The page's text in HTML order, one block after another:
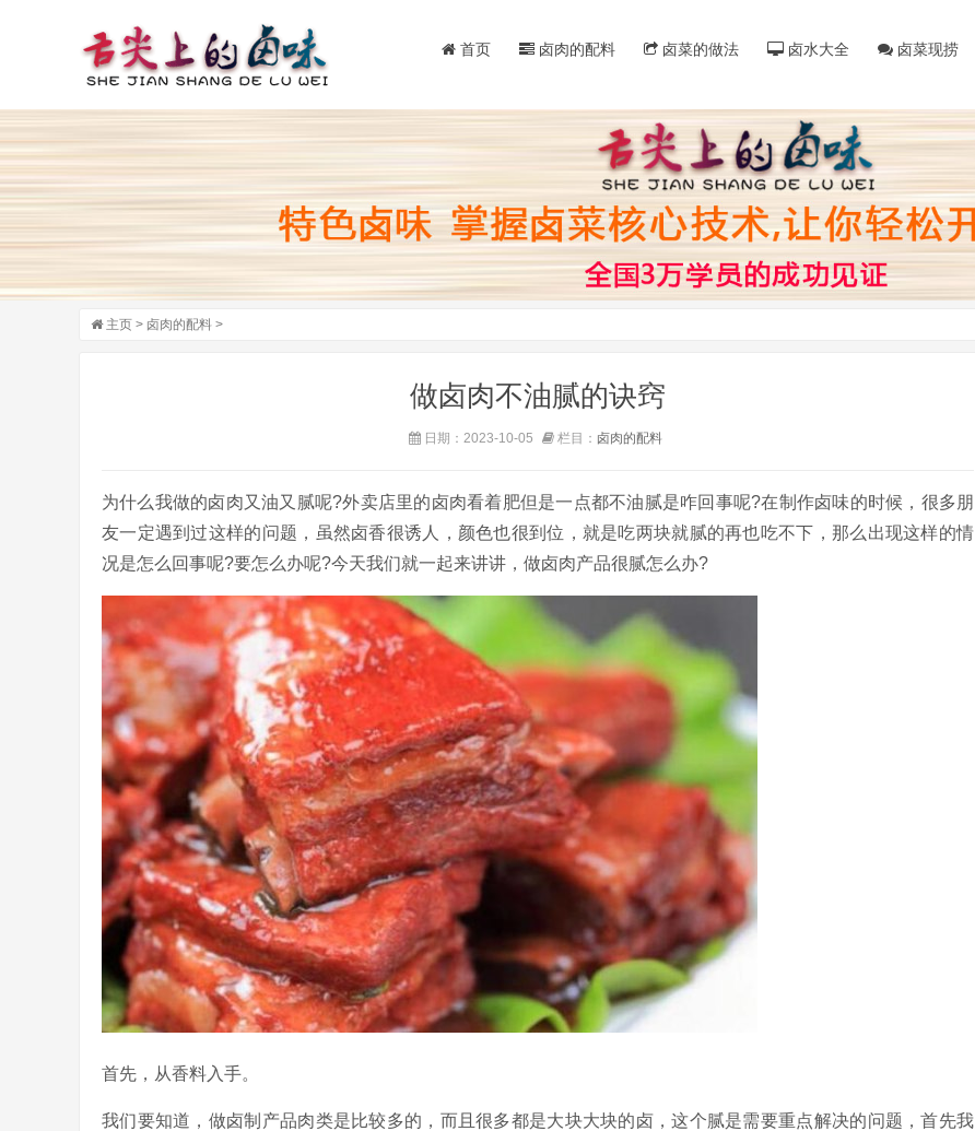
首页 卤肉的配料 卤菜的做法 卤水大全 卤菜现捞
主页 > 卤肉的配料 >
做卤肉不油腻的诀窍
日期：2023-10-05 栏目： 卤肉的配料
为什么我做的卤肉又油又腻呢?外卖店里的卤肉看着肥但是一点都不油腻是咋回事呢?在制作卤味的时候，很多朋
友一定遇到过这样的问题，虽然卤香很诱人，颜色也很到位，就是吃两块就腻的再也吃不下，那么出现这样的情
况是怎么回事呢?要怎么办呢?今天我们就一起来讲讲，做卤肉产品很腻怎么办?
首先，从香料入手。
我们要知道，做卤制产品肉类是比较多的，而且很多都是大块大块的卤，这个腻是需要重点解决的问题，首先我